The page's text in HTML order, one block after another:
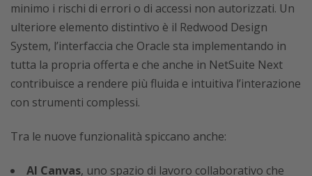
minimo i rischi di errori o di accessi non autorizzati. Un
ulteriore elemento distintivo è il Redwood Design
System, l’interfaccia che Oracle sta implementando in
tutta la propria offerta e che anche in NetSuite Next
contribuisce a rendere più fluida e intuitiva l’interazione
con strumenti complessi.
Tra le nuove funzionalità spiccano anche:
AI Canvas, uno spazio di lavoro collaborativo che